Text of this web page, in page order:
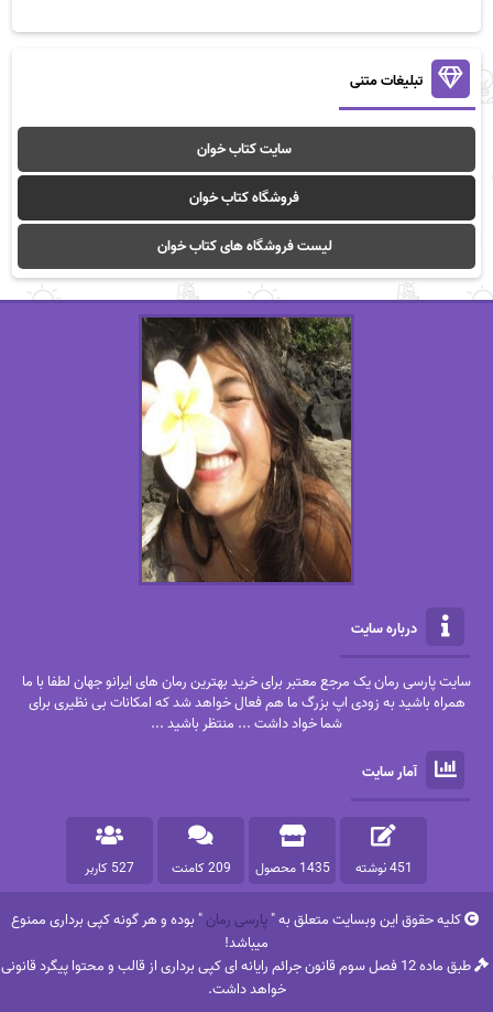
تبلیغات متنی
سایت کتاب خوان
فروشگاه کتاب خوان
لیست فروشگاه های کتاب خوان
درباره سایت
سایت پارسی رمان یک مرجع معتبر برای خرید بهترین رمان های ایرانو جهان لطفا با ما
همراه باشید به زودی اپ بزرگ ما هم فعال خواهد شد که امکانات بی نظیری برای
شما خواد داشت ... منتظر باشید ...
آمار سایت
451 نوشته 1435 محصول 209 کامنت 527 کاربر
کلیه حقوق این وبسایت متعلق به "پارسی رمان" بوده و هر گونه کپی برداری ممنوع
میباشد!
طبق ماده 12 فصل سوم قانون جرائم رایانه ای کپی برداری از قالب و محتوا پیگرد قانونی
خواهد داشت.